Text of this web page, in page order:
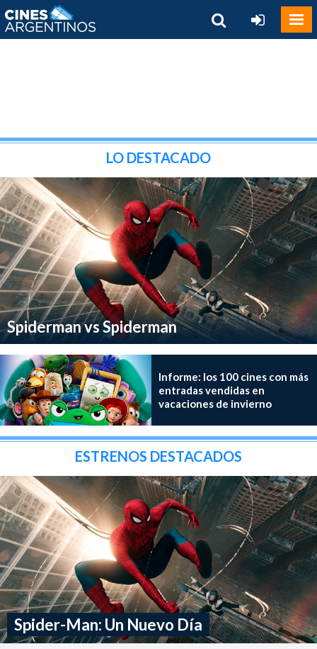
LO DESTACADO
Spiderman vs Spiderman
Informe: los 100 cines con más
entradas vendidas en
vacaciones de invierno
ESTRENOS DESTACADOS
Spider-Man: Un Nuevo Día